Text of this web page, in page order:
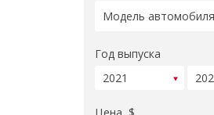
Год выпуска